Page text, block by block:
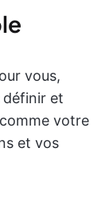
vous,
définir et
votre
et vos